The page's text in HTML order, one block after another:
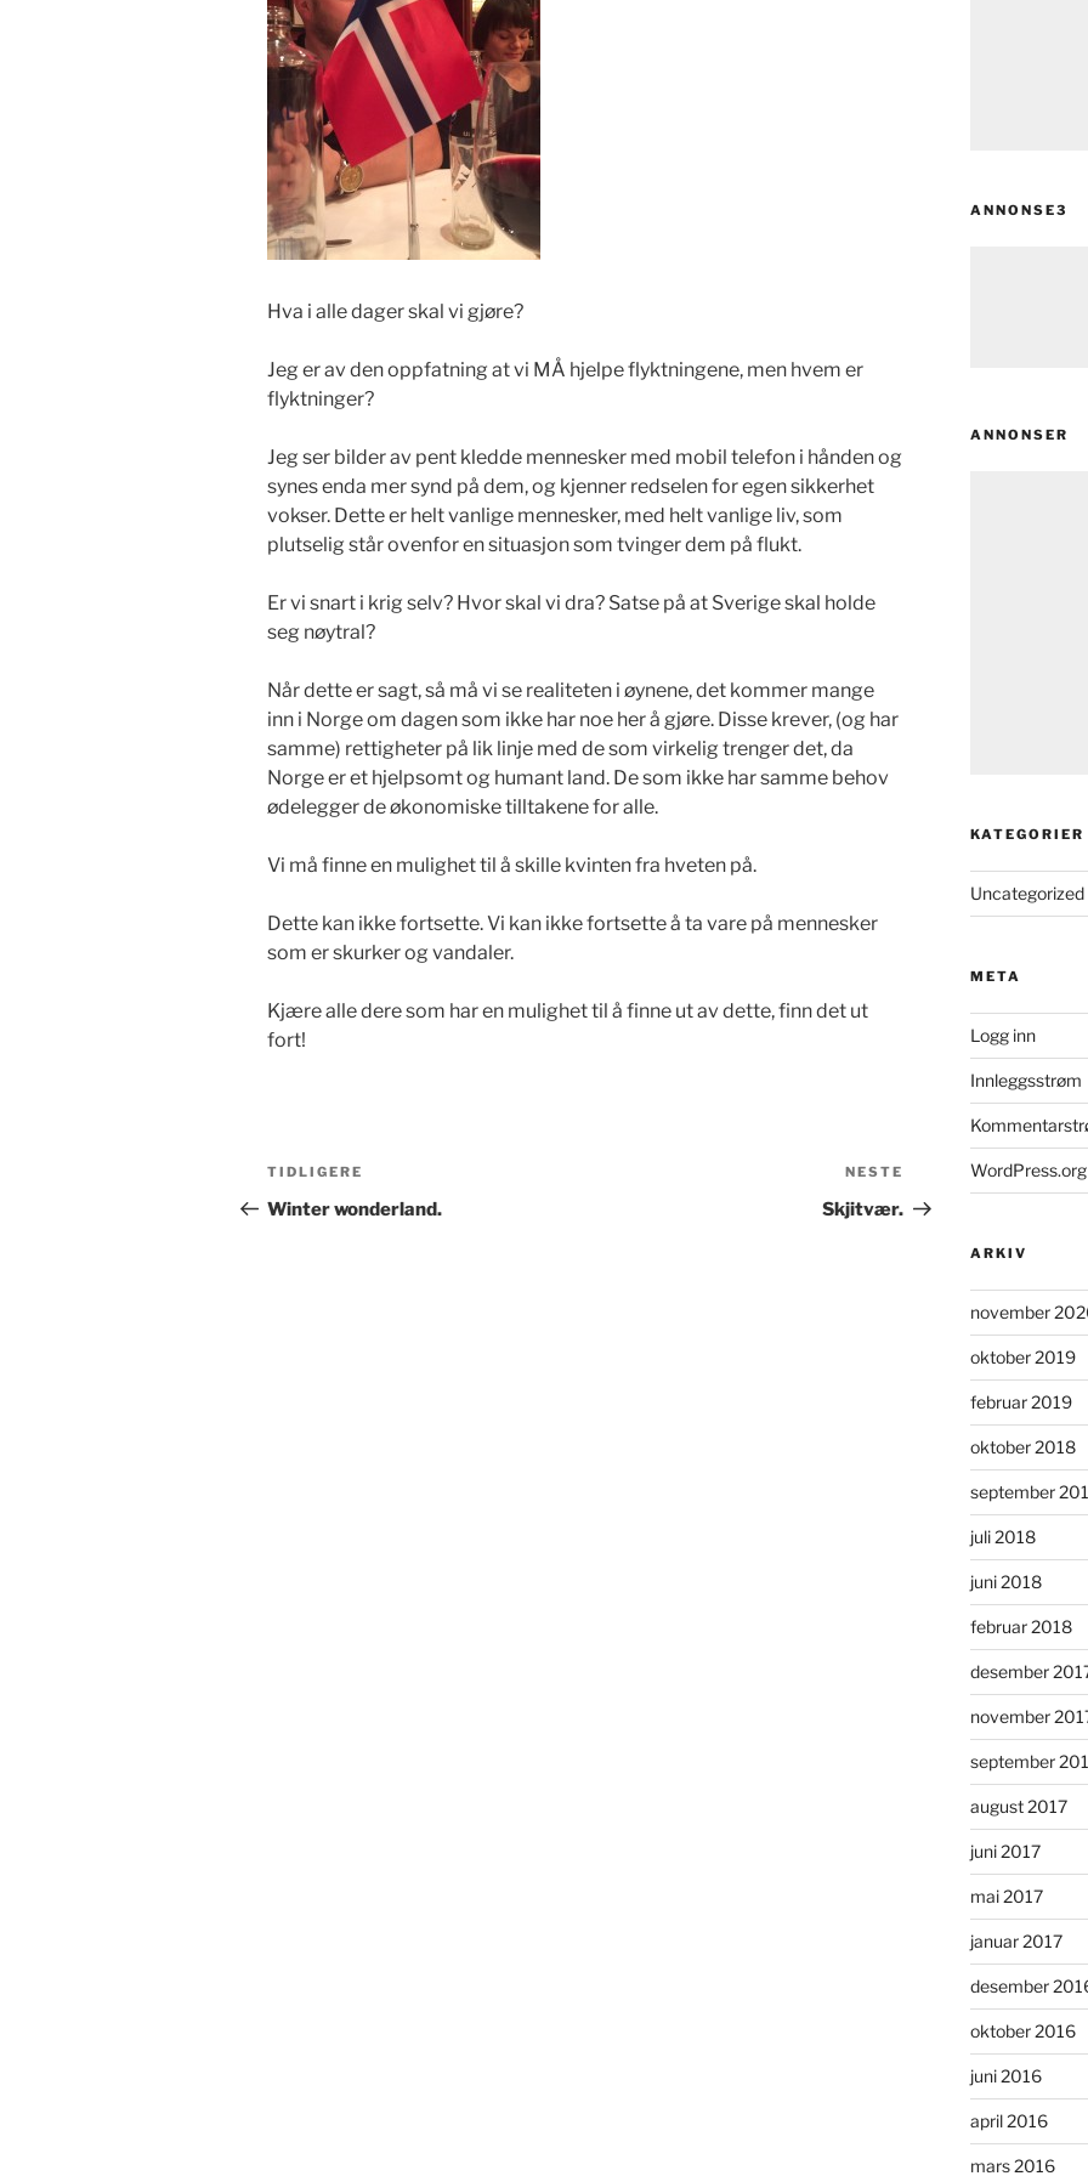
Hva i alle dager skal vi gjøre?
Jeg er av den oppfatning at vi MÅ hjelpe flyktningene, men hvem er
flyktninger?
Jeg ser bilder av pent kledde mennesker med mobil telefon i hånden og
synes enda mer synd på dem, og kjenner redselen for egen sikkerhet
vokser. Dette er helt vanlige mennesker, med helt vanlige liv, som
plutselig står ovenfor en situasjon som tvinger dem på flukt.
Er vi snart i krig selv? Hvor skal vi dra? Satse på at Sverige skal holde
seg nøytral?
Når dette er sagt, så må vi se realiteten i øynene, det kommer mange
inn i Norge om dagen som ikke har noe her å gjøre. Disse krever, (og har
samme) rettigheter på lik linje med de som virkelig trenger det, da
Norge er et hjelpsomt og humant land. De som ikke har samme behov
ødelegger de økonomiske tilltakene for alle.
Vi må finne en mulighet til å skille kvinten fra hveten på.
Dette kan ikke fortsette. Vi kan ikke fortsette å ta vare på mennesker
som er skurker og vandaler.
Kjære alle dere som har en mulighet til å finne ut av dette, finn det ut
fort!
Innleggsnavigasjon
Forrige
innlegg
TIDLIGERE
Winter wonderland.
innlegg
NESTE
Skjitvær.
ANNONSE3
ANNONSER
KATEGORIER
Uncategorized
META
Logg inn
Innleggsstrøm
WordPress.org
ARKIV
november
oktober 2019
februar 2019
oktober 2018
september
juli 2018
juni 2018
februar 2018
desember
november
september
august 2017
juni 2017
mai 2017
januar 2017
desember
oktober 2016
juni 2016
april 2016
mars 2016